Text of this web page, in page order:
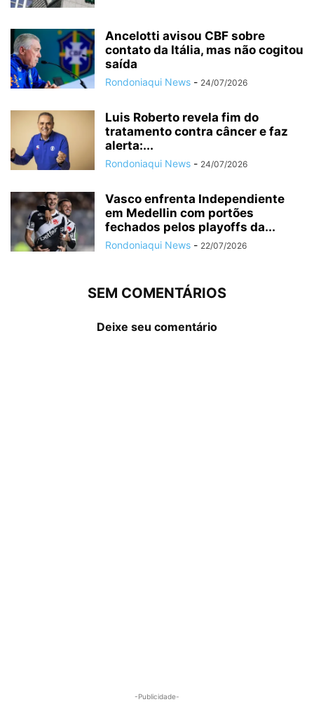
Ancelotti avisou CBF sobre
contato da Itália, mas não cogitou
saída
Rondoniaqui News - 24/07/2026
Luis Roberto revela fim do
tratamento contra câncer e faz
alerta:...
Rondoniaqui News - 24/07/2026
Vasco enfrenta Independiente
em Medellin com portões
fechados pelos playoffs da...
Rondoniaqui News - 22/07/2026
SEM COMENTÁRIOS
Deixe seu comentário
-Publicidade-